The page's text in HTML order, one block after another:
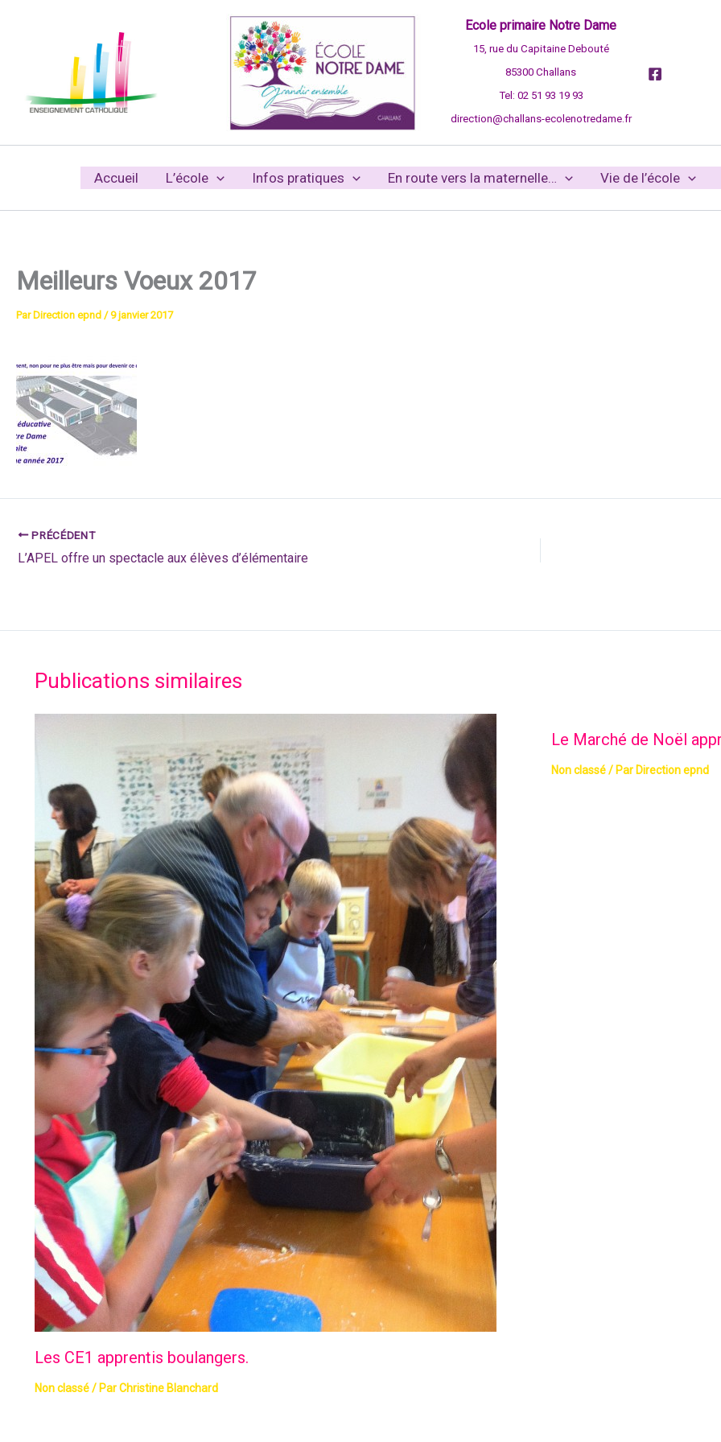
Ecole primaire Notre Dame
15, rue du Capitaine Debouté
85300 Challans
Tel: 02 51 93 19 93
direction@challans-ecolenotredame.fr
Accueil L’école Infos pratiques En route vers la maternelle… Vie de l’école
Meilleurs Voeux 2017
Par Direction epnd /9 janvier 2017
PRÉCÉDENT
L’APEL offre un spectacle aux élèves d’élémentaire
Publications similaires
Les CE1 apprentis boulangers.
Non classé/ ParChristine Blanchard
Le Marché de Noël
Non classé/ Par Direction epnd